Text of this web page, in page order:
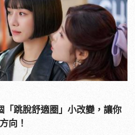
「跳脫舒適圈」小改變，讓你
向！